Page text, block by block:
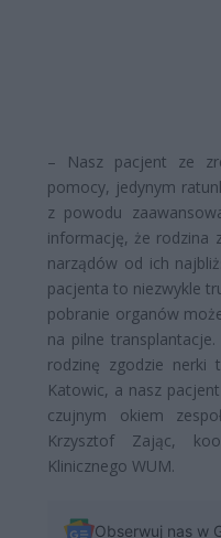
– Nasz pacjent ze
pomocy, jedynym
z powodu
informację, że rodzina
narządów od ich
pacjenta to niezwykle
pobranie organów
na pilne
rodzinę zgodzie nerki
Katowic, a nasz
czujnym okiem
Krzysztof Zając,
Klinicznego WUM.
Obserwuj nas w